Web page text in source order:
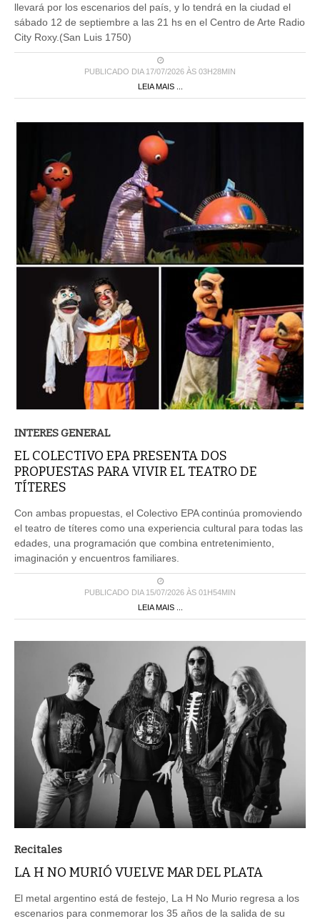
llevará por los escenarios del país, y lo tendrá en la ciudad el
sábado 12 de septiembre a las 21 hs en el Centro de Arte Radio
City Roxy.(San Luis 1750)
PUBLICADO DIA 17/07/2026 ÀS 03H28MIN
LEIA MAIS ...
INTERES GENERAL
EL COLECTIVO EPA PRESENTA DOS
PROPUESTAS PARA VIVIR EL TEATRO DE
TÍTERES
Con ambas propuestas, el Colectivo EPA continúa promoviendo
el teatro de títeres como una experiencia cultural para todas las
edades, una programación que combina entretenimiento,
imaginación y encuentros familiares.
PUBLICADO DIA 15/07/2026 ÀS 01H54MIN
LEIA MAIS ...
Recitales
LA H NO MURIÓ VUELVE MAR DEL PLATA
El metal argentino está de festejo, La H No Murio regresa a los
escenarios para conmemorar los 35 años de la salida de su